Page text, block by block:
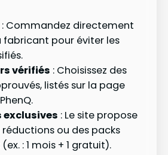
: Commandez directement
fabricant pour éviter les
vérifiés : Choisissez des
listés sur la page
exclusives : Le site propose
ou des packs
: 1 mois + 1 gratuit).